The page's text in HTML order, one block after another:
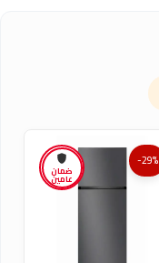
ضمان
عامين
-29%